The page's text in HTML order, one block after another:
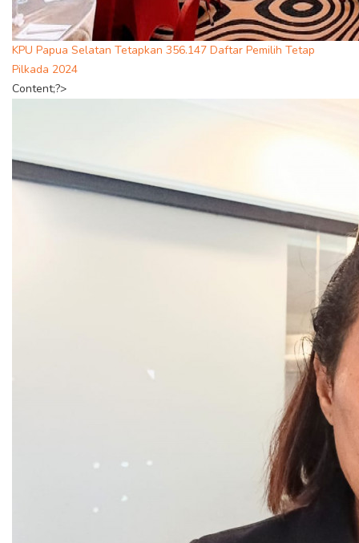
KPU Papua Selatan Tetapkan 356.147 Daftar Pemilih Tetap
Pilkada 2024
Content;?>